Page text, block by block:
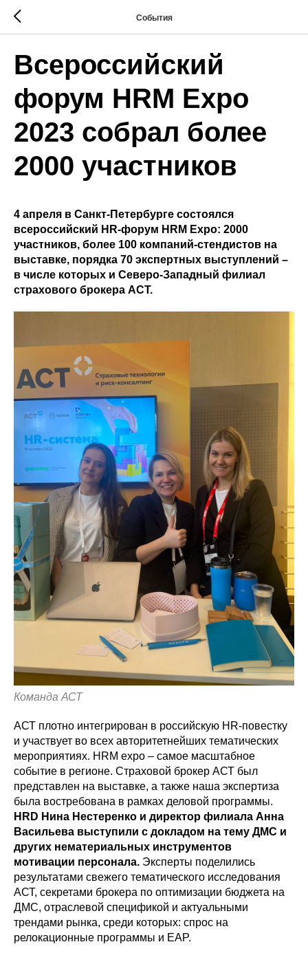
События
Всероссийский
форум HRM Expo
2023 собрал более
2000 участников
4 апреля в Санкт-Петербурге состоялся
всероссийский HR-форум HRM Expo: 2000
участников, более 100 компаний-стендистов на
выставке, порядка 70 экспертных выступлений –
в числе которых и Северо-Западный филиал
страхового брокера АСТ.
Команда АСТ
АСТ плотно интегрирован в российскую HR-повестку
и участвует во всех авторитетнейших тематических
мероприятиях. HRM expo – самое масштабное
событие в регионе. Страховой брокер АСТ был
представлен на выставке, а также наша экспертиза
была востребована в рамках деловой программы.
HRD Нина Нестеренко и директор филиала Анна
Васильева выступили с докладом на тему ДМС и
других нематериальных инструментов
мотивации персонала. Эксперты поделились
результатами свежего тематического исследования
АСТ, секретами брокера по оптимизации бюджета на
ДМС, отраслевой спецификой и актуальными
трендами рынка, среди которых: спрос на
релокационные программы и EAP.